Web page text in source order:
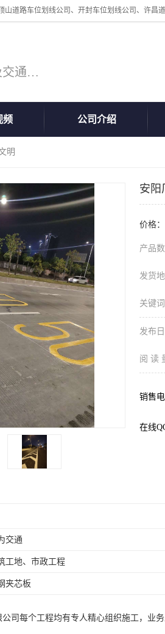
专注道路标线施工，专业的道路标线及交通设施施工服务商!
频 公司介绍
明
安阳
价格：
产品数
发货地
关键词
发布日
阅 读
销售电
在线
交通
工地、市政工程
夹芯板
司每个工程均有专人精心组织施工，业